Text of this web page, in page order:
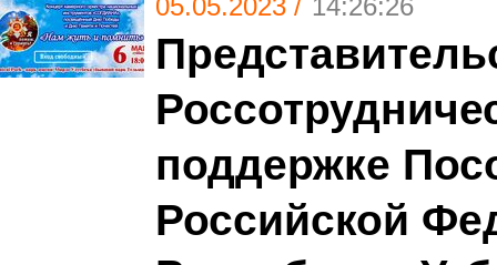
05.05.2023 / 14:26:26
поддержке
Российской